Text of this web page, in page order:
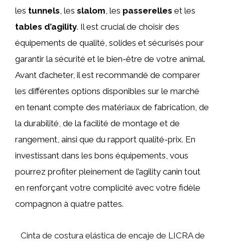
les tunnels, les slalom, les passerelles et les
tables d’agility. Il est crucial de choisir des
équipements de qualité, solides et sécurisés pour
garantir la sécurité et le bien-être de votre animal.
Avant d’acheter, il est recommandé de comparer
les différentes options disponibles sur le marché
en tenant compte des matériaux de fabrication, de
la durabilité, de la facilité de montage et de
rangement, ainsi que du rapport qualité-prix. En
investissant dans les bons équipements, vous
pourrez profiter pleinement de l’agility canin tout
en renforçant votre complicité avec votre fidèle
compagnon à quatre pattes.
Cinta de costura elástica de encaje de LICRA de